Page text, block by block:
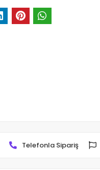
Telefonla Sipariş